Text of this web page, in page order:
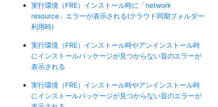
実行環境（FRE）インストール時に「network
resource」エラーが表示される(クラウド同期フォルダー
利用時)
実行環境（FRE）インストール時やアンインストール時
にインストールパッケージが見つからない旨のエラーが
表示される
実行環境（FRE）インストール時やアンインストール時
にインストールパッケージが見つからない旨のエラーが